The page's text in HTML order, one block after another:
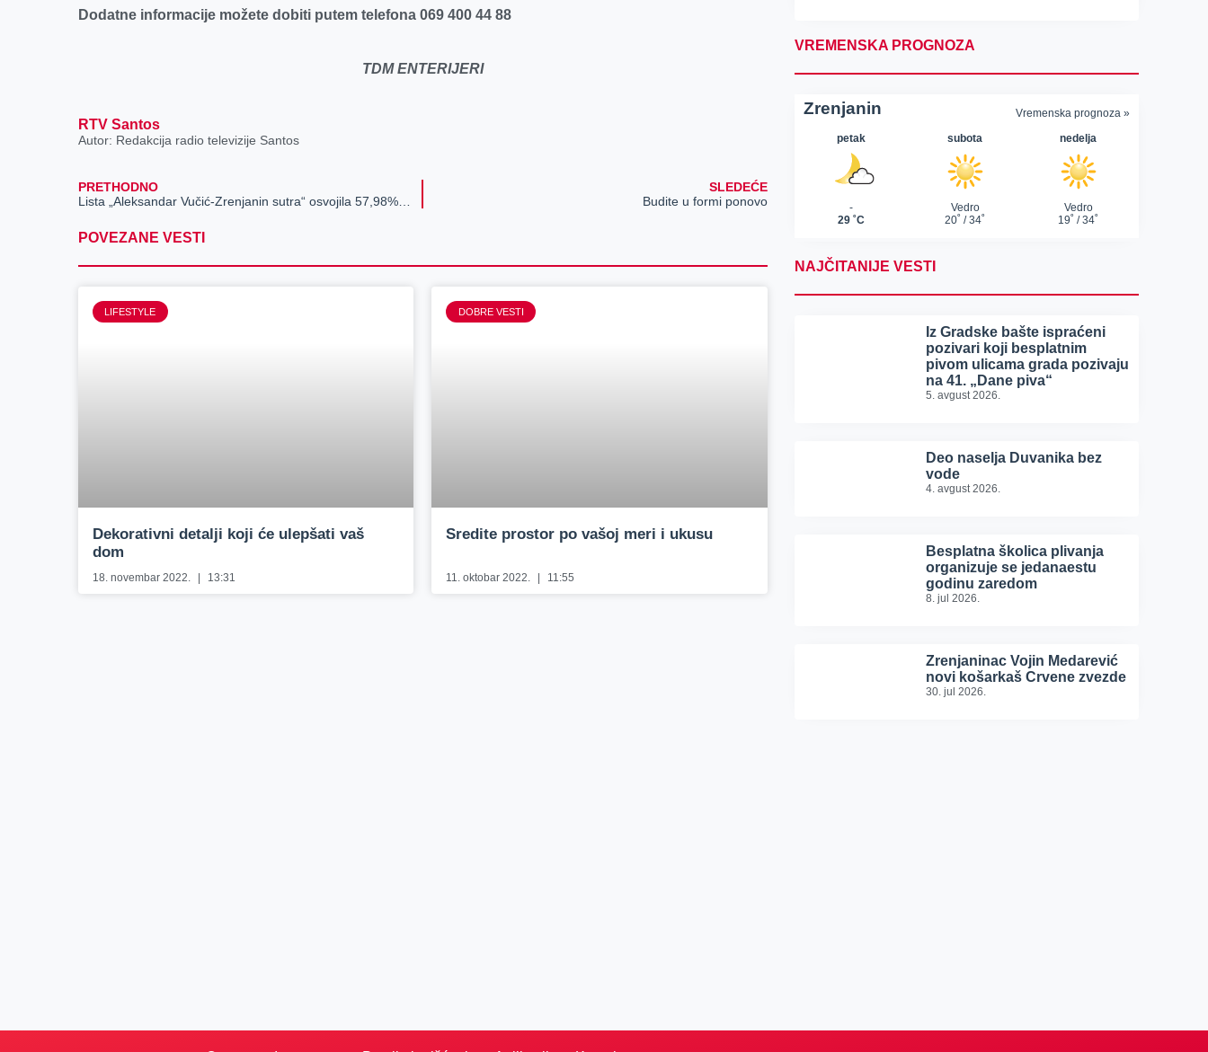
Dodatne informacije možete dobiti putem telefona 069 400 44 88
TDM ENTERIJERI
RTV Santos
Autor: Redakcija radio televizije Santos
PRETHODNO
SLEDEĆE
Budite u formi ponovo
POVEZANE VESTI
LIFESTYLE
Dekorativni detalji koji će ulepšati vaš
dom
18. novembar 2022. 13:31
DOBRE VESTI
Sredite prostor po vašoj meri i ukusu
11. oktobar 2022. 11:55
VREMENSKA PROGNOZA
NAJČITANIJE VESTI
Iz Gradske bašte ispraćeni
pozivari koji besplatnim
pivom ulicama grada pozivaju
na 41. „Dane piva“
5. avgust 2026.
Deo naselja Duvanika bez
vode
4. avgust 2026.
Besplatna školica plivanja
organizuje se jedanaestu
godinu zaredom
8. jul 2026.
Zrenjaninac Vojin Medarević
novi košarkaš Crvene zvezde
30. jul 2026.